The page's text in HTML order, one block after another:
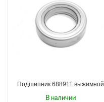
Подшипник 688911 выжимной
В наличии